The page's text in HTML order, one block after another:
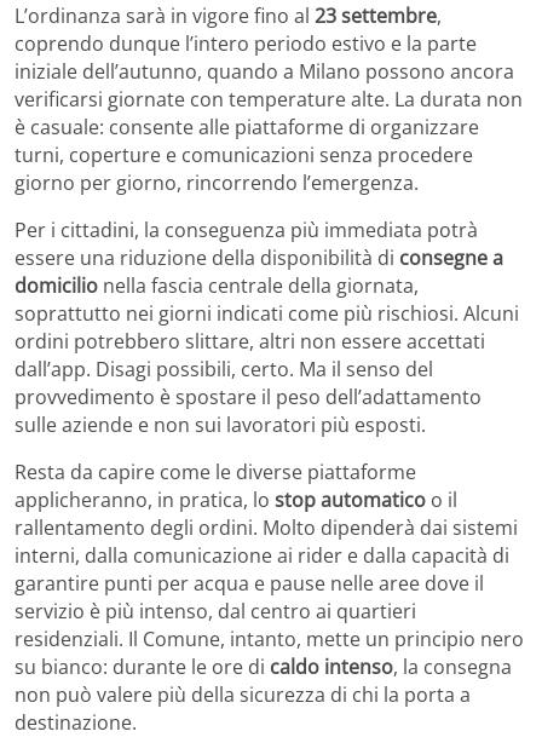
L’ordinanza sarà in vigore fino al 23 settembre,
coprendo dunque l’intero periodo estivo e la parte
iniziale dell’autunno, quando a Milano possono ancora
verificarsi giornate con temperature alte. La durata non
è casuale: consente alle piattaforme di organizzare
turni, coperture e comunicazioni senza procedere
giorno per giorno, rincorrendo l’emergenza.
Per i cittadini, la conseguenza più immediata potrà
essere una riduzione della disponibilità di consegne a
domicilio nella fascia centrale della giornata,
soprattutto nei giorni indicati come più rischiosi. Alcuni
ordini potrebbero slittare, altri non essere accettati
dall’app. Disagi possibili, certo. Ma il senso del
provvedimento è spostare il peso dell’adattamento
sulle aziende e non sui lavoratori più esposti.
Resta da capire come le diverse piattaforme
applicheranno, in pratica, lo stop automatico o il
rallentamento degli ordini. Molto dipenderà dai sistemi
interni, dalla comunicazione ai rider e dalla capacità di
garantire punti per acqua e pause nelle aree dove il
servizio è più intenso, dal centro ai quartieri
residenziali. Il Comune, intanto, mette un principio nero
su bianco: durante le ore di caldo intenso, la consegna
non può valere più della sicurezza di chi la porta a
destinazione.